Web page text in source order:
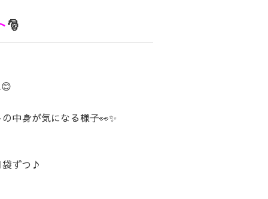
🎅
中身が気になる様子👀✨
袋ずつ♪